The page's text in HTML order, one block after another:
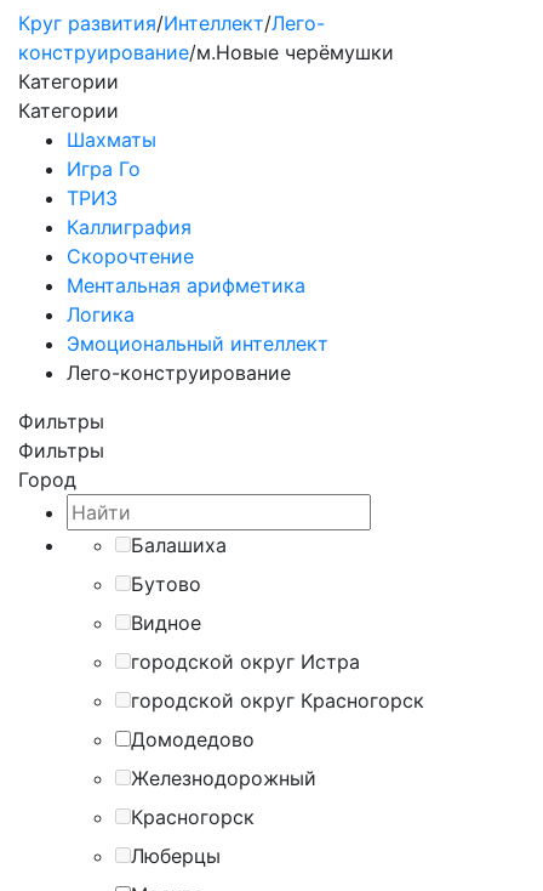
Круг развития/Интеллект/Лего-
конструирование/м.Новые черёмушки
Категории
Категории
Шахматы
Игра Го
ТРИЗ
Каллиграфия
Скорочтение
Ментальная арифметика
Логика
Эмоциональный интеллект
Лего-конструирование
Фильтры
Фильтры
Город
Балашиха
Бутово
Видное
городской округ Истра
городской округ Красногорск
Домодедово
Железнодорожный
Красногорск
Люберцы